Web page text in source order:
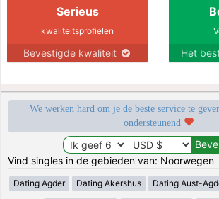
Serieus
kwaliteitsprofielen
Bevestigde kwaliteit Het
We werken hard om je de beste service te
ondersteunend
Vind singles in de gebieden van: Noorwegen
Dating Agder Dating Akershus Dating Aust-